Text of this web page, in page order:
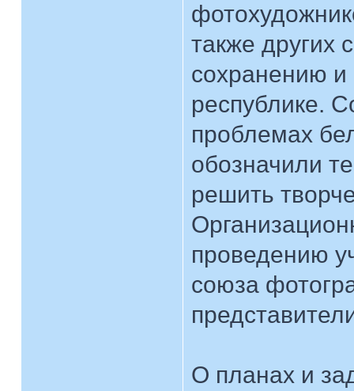
также других
сохранению и
республике.
проблемах
обозначили
решить
проведению
союза
О планах и